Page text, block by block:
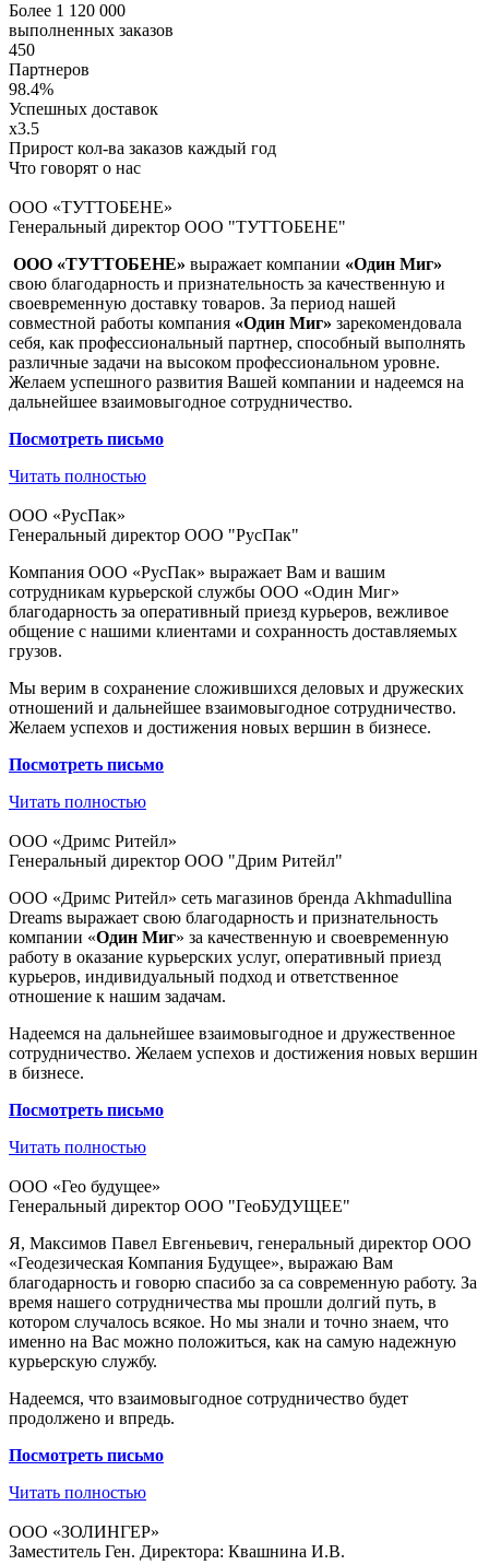
Более 1 120 000
выполненных заказов
450
Партнеров
98.4%
Успешных доставок
x3.5
Прирост кол-ва заказов каждый год
Что говорят о нас
ООО «ТУТТОБЕНЕ»
Генеральный директор ООО "ТУТТОБЕНЕ"
ООО «ТУТТОБЕНЕ» выражает компании «Один Миг»
свою благодарность и признательность за качественную и
своевременную доставку товаров. За период нашей
совместной работы компания «Один Миг» зарекомендовала
себя, как профессиональный партнер, способный выполнять
различные задачи на высоком профессиональном уровне.
Желаем успешного развития Вашей компании и надеемся на
дальнейшее взаимовыгодное сотрудничество.
Посмотреть письмо
Читать полностью
ООО «РусПак»
Генеральный директор ООО "РусПак"
Компания ООО «РусПак» выражает Вам и вашим
сотрудникам курьерской службы ООО «Один Миг»
благодарность за оперативный приезд курьеров, вежливое
общение с нашими клиентами и сохранность доставляемых
грузов.
Мы верим в сохранение сложившихся деловых и дружеских
отношений и дальнейшее взаимовыгодное сотрудничество.
Желаем успехов и достижения новых вершин в бизнесе.
Посмотреть письмо
Читать полностью
ООО «Дримс Ритейл»
Генеральный директор ООО "Дрим Ритейл"
ООО «Дримс Ритейл» сеть магазинов бренда Akhmadullina
Dreams выражает свою благодарность и признательность
компании «Один Миг» за качественную и своевременную
работу в оказание курьерских услуг, оперативный приезд
курьеров, индивидуальный подход и ответственное
отношение к нашим задачам.
Надеемся на дальнейшее взаимовыгодное и дружественное
сотрудничество. Желаем успехов и достижения новых вершин
в бизнесе.
Посмотреть письмо
Читать полностью
ООО «Гео будущее»
Генеральный директор ООО "ГеоБУДУЩЕЕ"
Я, Максимов Павел Евгеньевич, генеральный директор ООО
«Геодезическая Компания Будущее», выражаю Вам
благодарность и говорю спасибо за са современную работу. За
время нашего сотрудничества мы прошли долгий путь, в
котором случалось всякое. Но мы знали и точно знаем, что
именно на Вас можно положиться, как на самую надежную
курьерскую службу.
Надеемся, что взаимовыгодное сотрудничество будет
продолжено и впредь.
Посмотреть письмо
Читать полностью
ООО «ЗОЛИНГЕР»
Заместитель Ген. Директора: Квашнина И.В.